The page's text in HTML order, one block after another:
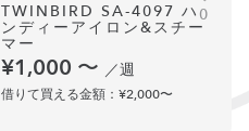
TWINBIRD SA-4097 ハ
ンディーアイロン&スチー
マー
¥1,000 〜 ／週
借りて買える金額：¥2,000〜
0